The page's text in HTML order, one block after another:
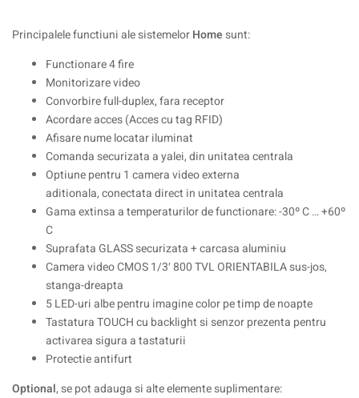
Principalele functiuni ale sistemelorHomesunt:
Functionare 4 fire
Monitorizare video
Convorbire full-duplex, fara receptor
Acordare acces (Acces cu tag RFID)
Afisare nume locatar iluminat
Comanda securizata a yalei, din unitatea centrala
Optiune pentru 1 camera video externa
aditionala, conectata direct in unitatea centrala
Gama extinsa a temperaturilor de functionare: -30º C … +60º
C
Suprafata GLASS securizata + carcasa aluminiu
Camera video CMOS 1/3′ 800 TVL ORIENTABILA sus-jos,
stanga-dreapta
5 LED-uri albe pentru imagine color pe timp de noapte
Tastatura TOUCH cu backlight si senzor prezenta pentru
activarea sigura a tastaturii
Protectie antifurt
Optional, se pot adauga si alte elemente suplimentare: